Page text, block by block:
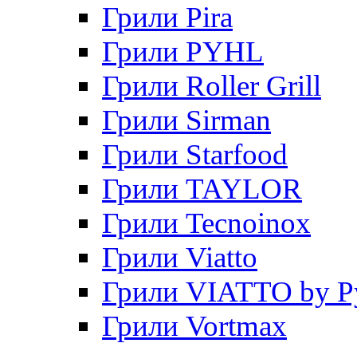
Грили Pira
Грили PYHL
Грили Roller Grill
Грили Sirman
Грили Starfood
Грили TAYLOR
Грили Tecnoinox
Грили Viatto
Грили VIATTO by
Грили Vortmax